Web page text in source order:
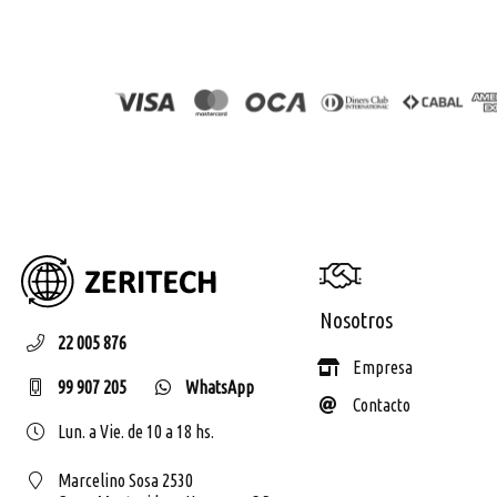
22 005 876
99 907 205 WhatsApp
Lun. a Vie. de 10 a 18 hs.
Marcelino Sosa 2530
Nosotros
Empresa
Contacto